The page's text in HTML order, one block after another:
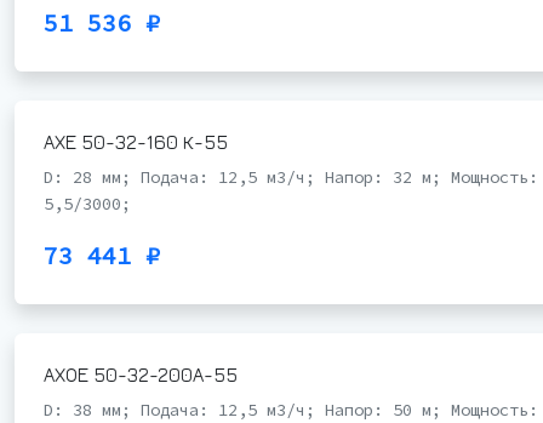
51 536 ₽
АХЕ 50-32-160 К-55
D: 28 мм; Подача: 12,5 м3/ч; Напор: 32 м; Мощность:
5,5/3000;
73 441 ₽
АХОЕ 50-32-200А-55
D: 38 мм; Подача: 12,5 м3/ч; Напор: 50 м; Мощность: